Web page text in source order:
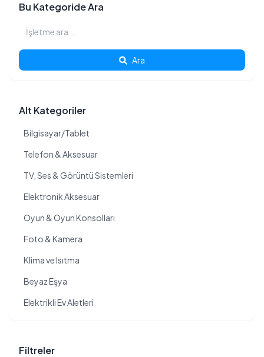
Bu Kategoride Ara
Ara
Alt Kategoriler
Bilgisayar/Tablet
Telefon & Aksesuar
TV, Ses & Görüntü Sistemleri
Elektronik Aksesuar
Oyun & Oyun Konsolları
Foto & Kamera
Klima ve Isıtma
Beyaz Eşya
Elektrikli Ev Aletleri
Filtreler